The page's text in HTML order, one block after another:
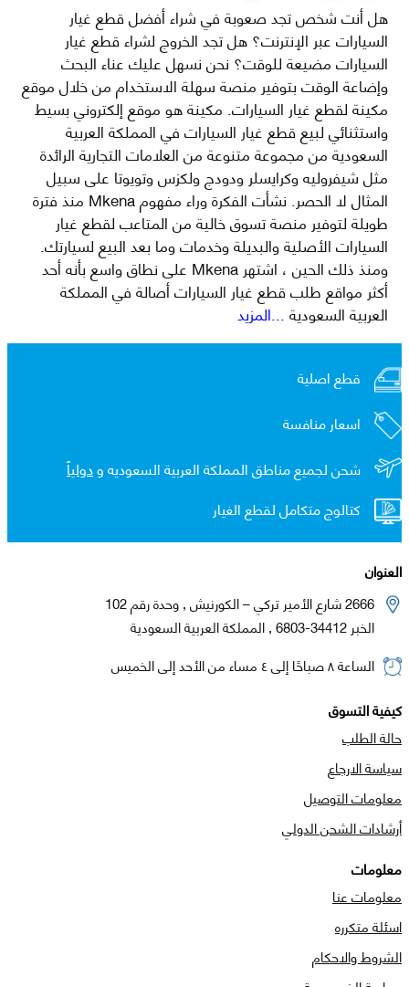
هل أنت شخص تجد صعوبة في شراء أفضل قطع غيار
السيارات عبر الإنترنت؟ هل تجد الخروج لشراء قطع غيار
السيارات مضيعة للوقت؟ نحن نسهل عليك عناء البحث
وإضاعة الوقت بتوفير منصة سهلة الاستخدام من خلال موقع
مكينة لقطع غيار السيارات. مكينة هو موقع إلكتروني بسيط
واستثنائي لبيع قطع غيار السيارات في المملكة العربية
السعودية من مجموعة متنوعة من العلامات التجارية الرائدة
مثل شيفروليه وكرايسلر ودودج ولكزس وتويوتا على سبيل
المثال لا الحصر. نشأت الفكرة وراء مفهوم Mkena منذ فترة
طويلة لتوفير منصة تسوق خالية من المتاعب لقطع غيار
السيارات الأصلية والبديلة وخدمات وما بعد البيع لسيارتك.
ومنذ ذلك الحين ، اشتهر Mkena على نطاق واسع بأنه أحد
أكثر مواقع طلب قطع غيار السيارات أصالة في المملكة
العربية السعودية...المزيد
قطع اصلية
اسعار منافسة
شحن لجميع مناطق المملكة العربية السعوديه ودولياً
كتالوج متكامل لقطع الغيار
العنوان
2666 شارع الأمير تركي – الكورنيش , وحدة رقم 102
الخبر 34412-6803 , المملكة العربية السعودية
الساعة ٨ صباحًا إلى ٤ مساء من الأحد إلى الخميس
كيفية التسوق
حالة الطلب
سياسة الارجاع
معلومات التوصيل
أرشادات الشحن الدولي
معلومات
معلومات عنا
اسئلة متكرره
الشروط والاحكام